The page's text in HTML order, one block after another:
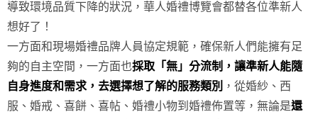
導致環境品質下降的狀況，華人婚禮博覽會都替各位準新人
想好了！
一方面和現場婚禮品牌人員協定規範，確保新人們能擁有足
夠的自主空間，一方面也採取「無」分流制，讓準新人能隨
自身進度和需求，去選擇想了解的服務類別 ，從婚紗、西
服、婚戒、喜餅、喜帖、婚禮小物到婚禮佈置等，無論是還